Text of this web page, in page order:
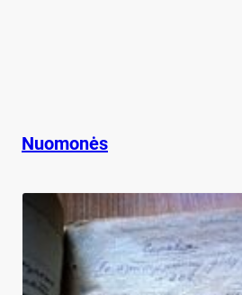
Nuomonės